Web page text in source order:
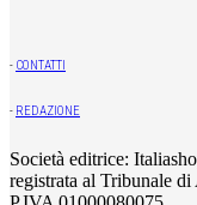
- CONTATTI
- REDAZIONE
Società editrice:
registrata al Tribunale